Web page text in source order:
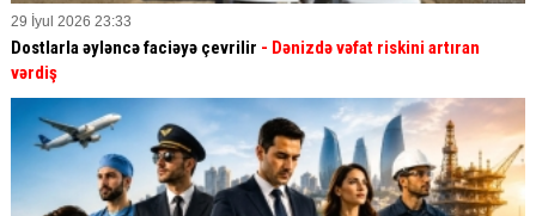
29 İyul 2026 23:33
Dostlarla əyləncə faciəyə çevrilir - Dənizdə vəfat riskini artıran
vərdiş